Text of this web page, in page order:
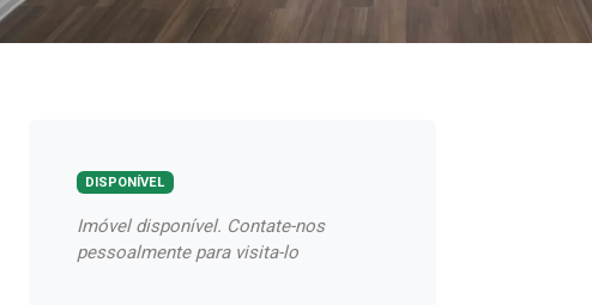
DISPONÍVEL
Imóvel disponível. Contate-nos
pessoalmente para visita-lo